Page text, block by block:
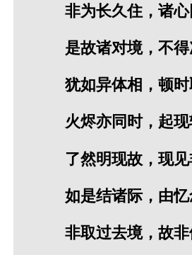
非为长久住，诸心
是故诸对境，不得
犹如异体相，顿时
火烬亦同时，起现
了然明现故，现见
如是结诸际，由忆
非取过去境，故非